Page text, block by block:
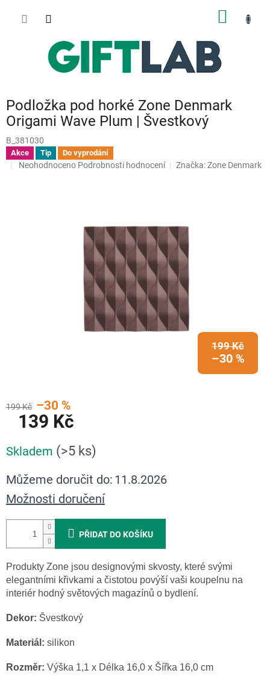
Podložka pod horké Zone Denmark
Origami Wave Plum | Švestkový
B_381030
Akce Tip Do vyprodání
Průměrné
Neohodnoceno Podrobnosti hodnocení Značka:Zone Denmark
199 Kč
–30 %
199 Kč –30 %
139 Kč
cena:
Skladem (>5 ks)
Můžeme doručit do: 11.8.2026
Možnosti doručení
PŘIDAT DO KOŠÍKU
Produkty Zone jsou designovými skvosty, které svými
elegantními křivkami a čistotou povýší vaši koupelnu na
interiér hodný světových magazínů o bydlení.
Dekor: Švestkový
Materiál: silikon
Rozměr: Výška 1,1 x Délka 16,0 x Šířka 16,0 cm